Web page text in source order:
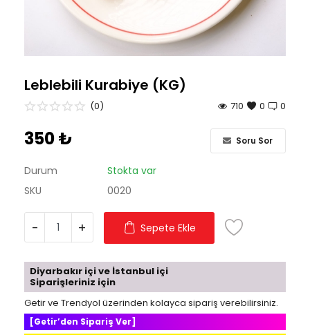
Leblebili Kurabiye (KG)
0
(0) 0
710
350₺ Soru Sor
Durum
Stokta var
SKU
0020
- + Sepete Ekle
Diyarbakır içi ve İstanbul içi
Siparişleriniz için
Getir ve Trendyol üzerinden kolayca sipariş verebilirsiniz.
[Getir’den Sipariş Ver]